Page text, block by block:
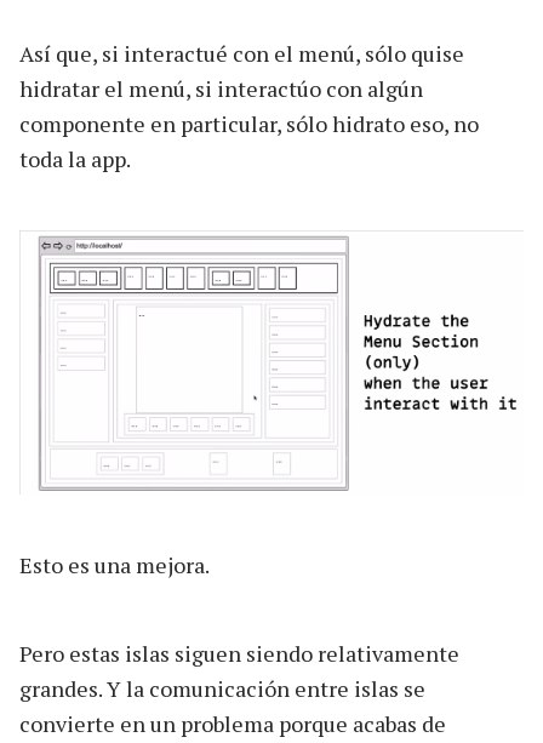
Así que, si interactué con el menú, sólo quise
hidratar el menú, si interactúo con algún
componente en particular, sólo hidrato eso, no
toda la app.
Esto es una mejora.
Pero estas islas siguen siendo relativamente
grandes. Y la comunicación entre islas se
convierte en un problema porque acabas de